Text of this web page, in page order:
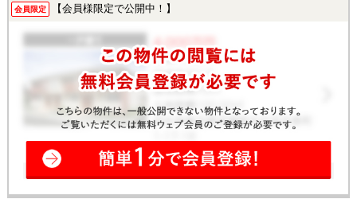
会員限定 【会員様限定で公開中！】